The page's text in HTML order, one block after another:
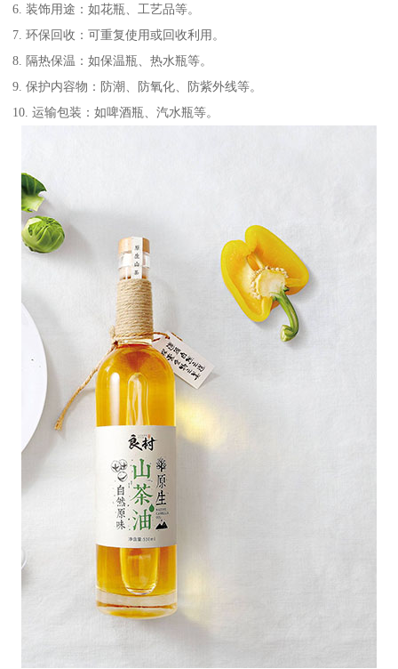
6. 装饰用途：如花瓶、工艺品等。
7. 环保回收：可重复使用或回收利用。
8. 隔热保温：如保温瓶、热水瓶等。
9. 保护内容物：防潮、防氧化、防紫外线等。
10. 运输包装：如啤酒瓶、汽水瓶等。